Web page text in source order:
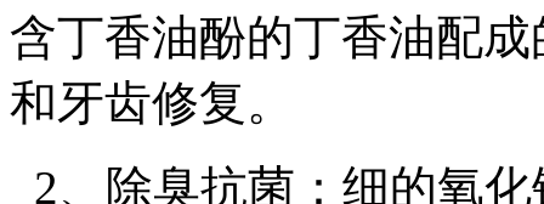
含丁香油酚的丁香油配
和牙齿修复。
2、除臭抗菌：细的氧